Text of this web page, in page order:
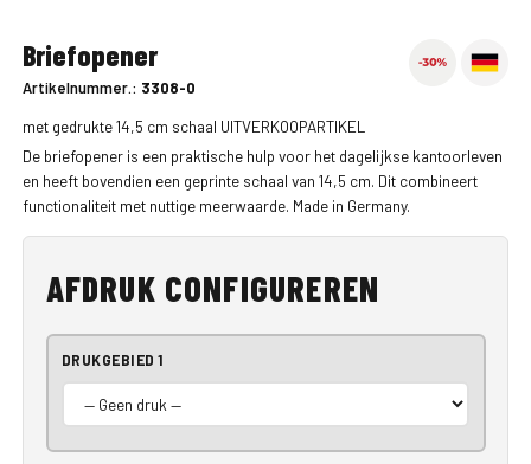
Briefopener
Artikelnummer.: 3308-0
met gedrukte 14,5 cm schaal UITVERKOOPARTIKEL
De briefopener is een praktische hulp voor het dagelijkse kantoorleven
en heeft bovendien een geprinte schaal van 14,5 cm. Dit combineert
functionaliteit met nuttige meerwaarde. Made in Germany.
AFDRUK CONFIGUREREN
DRUKGEBIED 1